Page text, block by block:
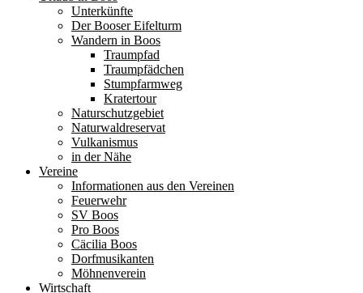
Unterkünfte
Der Booser Eifelturm
Wandern in Boos
Traumpfad
Traumpfädchen
Stumpfarmweg
Kratertour
Naturschutzgebiet
Naturwaldreservat
Vulkanismus
in der Nähe
Vereine
Informationen aus den Vereinen
Feuerwehr
SV Boos
Pro Boos
Cäcilia Boos
Dorfmusikanten
Möhnenverein
Wirtschaft